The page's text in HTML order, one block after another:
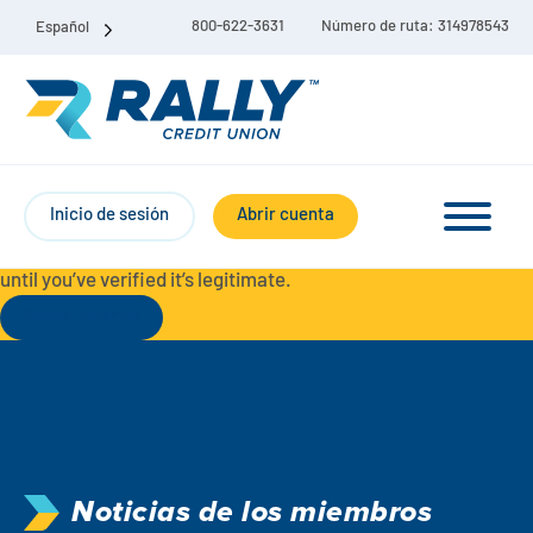
Español 800-622-3631 Número de ruta: 314978543
Inicio de sesión Abrir cuenta
Cuenta corriente Liberty
Ahorro
contact Rally Credit Union using our official phone numbers. If
you receive a letter, email, text message, or other
until you’ve verified it’s legitimate.
Noticias de los miembros